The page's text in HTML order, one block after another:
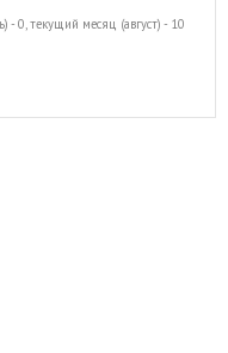
0, текущий месяц (август) - 10